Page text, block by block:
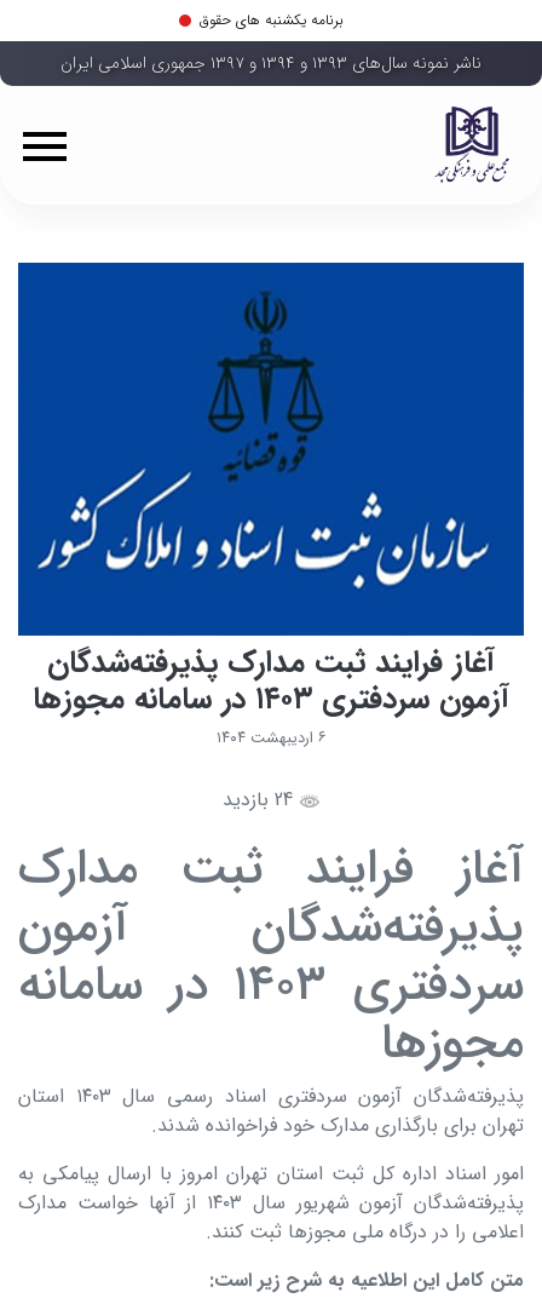
برنامه یکشنبه های حقوق
ناشر نمونه سال‌های ۱۳۹۳ و ۱۳۹۴ و ۱۳۹۷ جمهوری اسلامی ایران
آغاز فرایند ثبت مدارک پذیرفته‌شدگان
آزمون سردفتری ۱۴۰۳ در سامانه مجوزها
۶ اردیبهشت ۱۴۰۴
24 بازدید
آغاز فرایند ثبت مدارک
پذیرفته‌شدگان آزمون
سردفتری ۱۴۰۳ در سامانه
مجوزها
پذیرفته‌شدگان آزمون سردفتری اسناد رسمی سال ۱۴۰۳ استان
تهران برای بارگذاری مدارک خود فراخوانده شدند.
امور اسناد اداره کل ثبت استان تهران امروز با ارسال پیامکی به
پذیرفته‌شدگان آزمون شهریور سال ۱۴۰۳ از آنها خواست مدارک
اعلامی را در درگاه ملی مجوزها ثبت کنند.
متن کامل این اطلاعیه به شرح زیر است: